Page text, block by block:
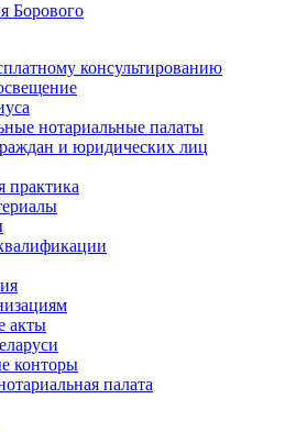
Борового
консультированию
нотариальные палаты
и юридических лиц
практика
акты
конторы
палата